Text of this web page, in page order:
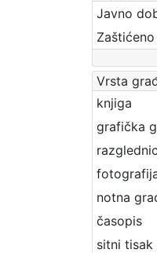
Javno
Vrsta
knjiga
grafička
notna
časopis
sitni tisak